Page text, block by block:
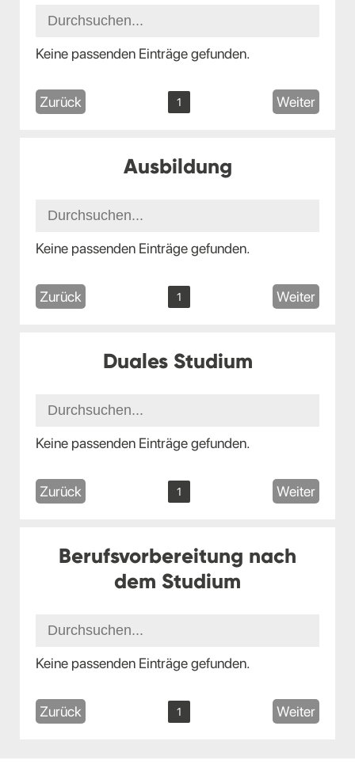
Keine passenden Einträge gefunden.
Zurück 1 Weiter
Ausbildung
Keine passenden Einträge gefunden.
Zurück 1 Weiter
Duales Studium
Keine passenden Einträge gefunden.
Zurück 1 Weiter
Berufsvorbereitung nach
dem Studium
Keine passenden Einträge gefunden.
Zurück 1 Weiter